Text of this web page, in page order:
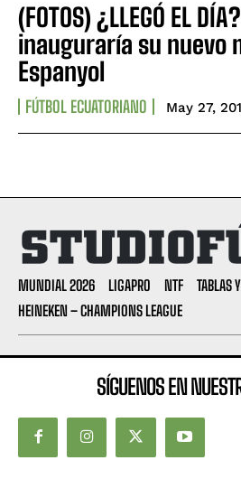
(FOTOS) ¿LLEGÓ EL
inauguraría su nuevo
Espanyol
FÚTBOL ECUATORIANO May 27,
MUNDIAL 2026 LIGAPRO NTF
TABLAS
HEINEKEN – CHAMPIONS LEAGUE
SÍGUENOS EN